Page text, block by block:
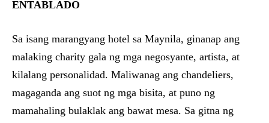
ENTABLADO
Sa isang marangyang hotel sa Maynila, ginanap ang
malaking charity gala ng mga negosyante, artista, at
kilalang personalidad. Maliwanag ang chandeliers,
magaganda ang suot ng mga bisita, at puno ng
mamahaling bulaklak ang bawat mesa. Sa gitna ng